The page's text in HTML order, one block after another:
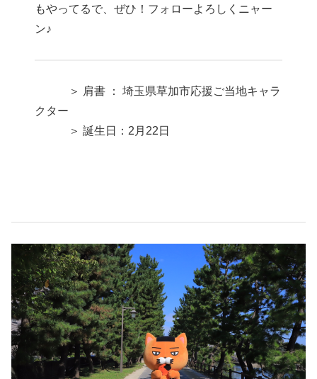
もやってるで、ぜひ！フォローよろしくニャー
ン♪
＞ 肩書 ： 埼玉県草加市応援ご当地キャラ
クター
＞ 誕生日：2月22日